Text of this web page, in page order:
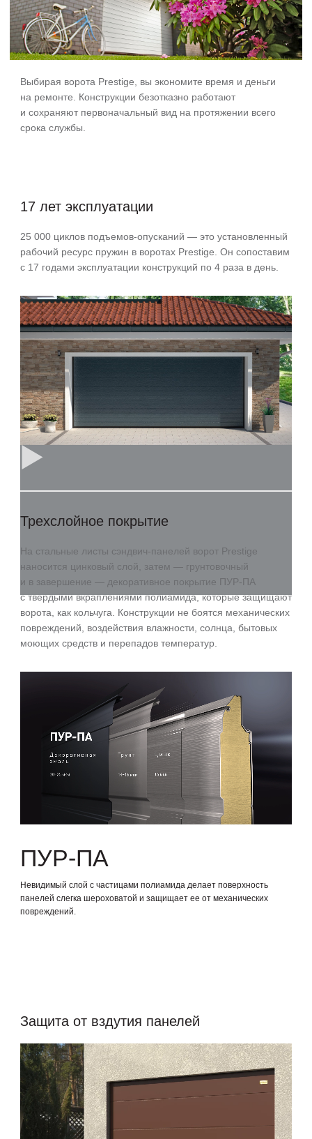
Выбирая ворота Prestige, вы экономите время и деньги
на ремонте. Конструкции безотказно работают
и сохраняют первоначальный вид на протяжении всего
срока службы.
17 лет эксплуатации
25 000 циклов подъемов-опусканий — это установленный
рабочий ресурс пружин в воротах Prestige. Он сопоставим
с 17 годами эксплуатации конструкций по 4 раза в день.
ПУР-ПА
Невидимый слой с частицами полиамида делает поверхность
панелей слегка шероховатой и защищает ее от механических
повреждений.
Трехслойное покрытие
На стальные листы сэндвич-панелей ворот Prestige
наносится цинковый слой, затем — грунтовочный
и в завершение — декоративное покрытие ПУР-ПА
с твердыми вкраплениями полиамида, которые защищают
ворота, как кольчуга. Конструкции не боятся механических
повреждений, воздействия влажности, солнца, бытовых
моющих средств и перепадов температур.
Защита от вздутия панелей